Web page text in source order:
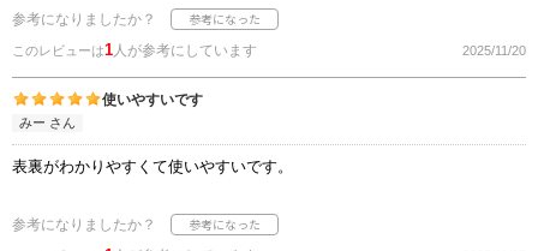
参考になりましたか？
このレビューは1人が参考にしています 2025/11/20
使いやすいです
みー さん
表裏がわかりやすくて使いやすいです。
参考になりましたか？